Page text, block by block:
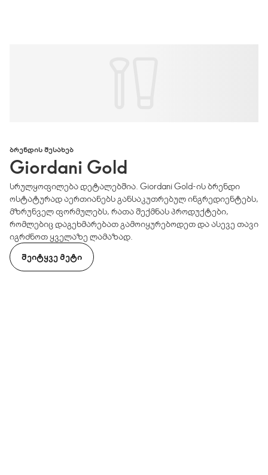
ᲑᲠᲔᲜᲓᲘᲡ ᲨᲔᲡᲐᲮᲔᲑ
Giordani Gold
სრულყოფილება დეტალებშია. Giordani Gold-ის ბრენდი
ოსტატურად აერთიანებს განსაკუთრებულ ინგრედიენტებს,
მზრუნველ ფორმულებს, რათა შექმნას პროდუქტები,
რომლებიც დაგეხმარებათ გამოიყურებოდეთ და ასევე თავი
იგრძნოთ ყველაზე ლამაზად.
ᲨᲔᲘᲢᲧᲕᲔ ᲛᲔᲢᲘ